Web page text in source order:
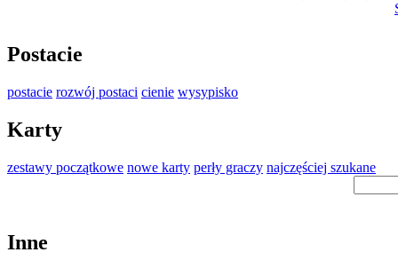
Postacie
postacie rozwój postaci cienie wysypisko
Karty
zestawy początkowe nowe karty perły graczy najczęściej szukane
Inne